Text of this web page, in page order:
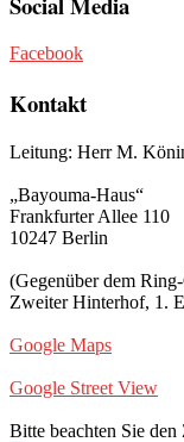
Facebook
Kontakt
Leitung: Herr M.
„Bayouma-Haus“
Frankfurter Allee 110
10247 Berlin
(Gegenüber dem
Zweiter Hinterhof, 1.
Google Maps
Google Street View
Bitte beachten Sie